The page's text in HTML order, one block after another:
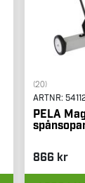
(20)
ARTNR:
PELA
866 kr